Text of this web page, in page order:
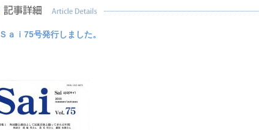
Ｓａｉ75号発行しました。